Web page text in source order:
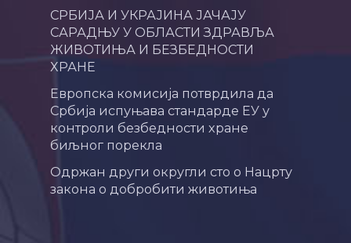
СРБИЈА И УКРАЈИНА ЈАЧАЈУ
САРАДЊУ У ОБЛАСТИ ЗДРАВЉА
ЖИВОТИЊА И БЕЗБЕДНОСТИ
ХРАНЕ
Европска комисија потврдила да
Србија испуњава стандарде ЕУ у
контроли безбедности хране
биљног порекла
Одржан други округли сто о Нацрту
закона о добробити животиња